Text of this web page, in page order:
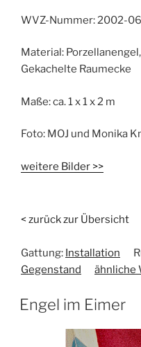
WVZ-Nummer: 2002-
Material:
Gekachelte Raumecke
Maße:ca. 1 x 1 x 2 m
Foto: MOJ und Monika
weitere Bilder >>
< zurück zur Übersicht
Gattung: Installation
Gegenstand
ähnliche
Engel im Eimer